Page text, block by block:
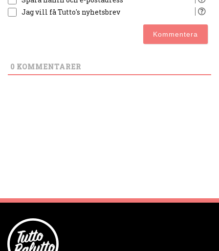
Jag vill få Tutto's nyhetsbrev
0 KOMMENTARER